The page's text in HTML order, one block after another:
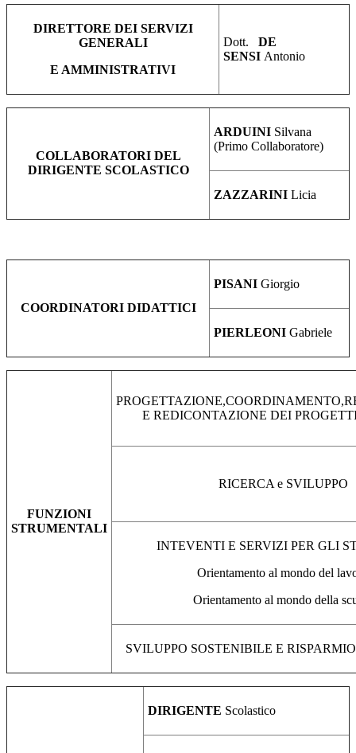
DIRETTORE DEI SERVIZI
GENERALI
E AMMINISTRATIVI
Dott. DE
SENSI Antonio
COLLABORATORI DEL
DIRIGENTE SCOLASTICO
ARDUINI Silvana
(Primo Collaboratore)
ZAZZARINI Licia
COORDINATORI DIDATTICI
PISANI Giorgio
PIERLEONI Gabriele
FUNZIONI
STRUMENTALI
E REDICONTAZIONE DEI
RICERCA e SVILUPPO
INTEVENTI E SERVIZI PER GLI
Orientamento al mondo del
Orientamento al mondo della
SVILUPPO SOSTENIBILE E
DIRIGENTE Scolastico